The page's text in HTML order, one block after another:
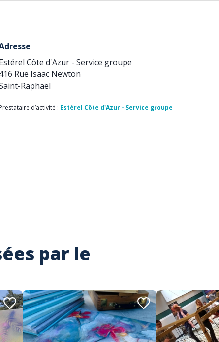
Estérel Côte d'Azur - Service groupe
416 Rue Isaac Newton
Raphaël
Prestataire d’activité : Estérel Côte d'Azur - Service groupe
par le